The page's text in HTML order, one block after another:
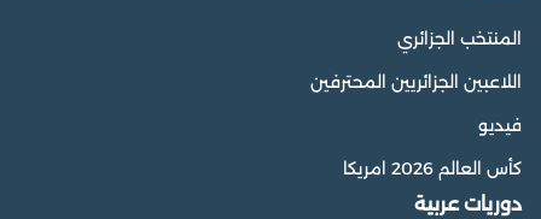
المنتخب الجزائري
اللاعبين الجزائريين المحترفين
فيديو
كأس العالم 2026 امريكا
دوريات عربية